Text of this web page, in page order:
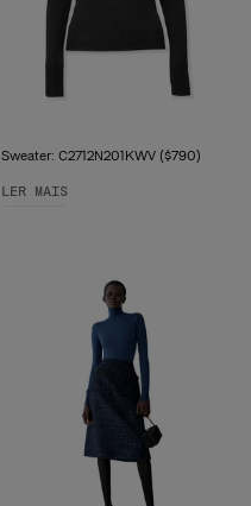
Sweater: C2712N201KWV ($790)
LER MAIS